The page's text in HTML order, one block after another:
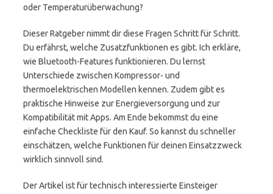
oder Temperaturüberwachung?
Dieser Ratgeber nimmt dir diese Fragen Schritt für Schritt.
Du erfährst, welche Zusatzfunktionen es gibt. Ich erkläre,
wie Bluetooth-Features funktionieren. Du lernst
Unterschiede zwischen Kompressor- und
thermoelektrischen Modellen kennen. Zudem gibt es
praktische Hinweise zur Energieversorgung und zur
Kompatibilität mit Apps. Am Ende bekommst du eine
einfache Checkliste für den Kauf. So kannst du schneller
einschätzen, welche Funktionen für deinen Einsatzzweck
wirklich sinnvoll sind.
Der Artikel ist für technisch interessierte Einsteiger